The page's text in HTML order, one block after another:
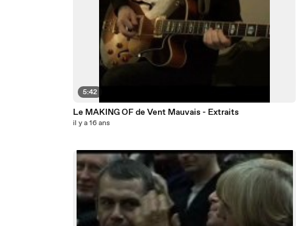
5:42
Le MAKING OF de Vent Mauvais - Extraits
il y a 16 ans